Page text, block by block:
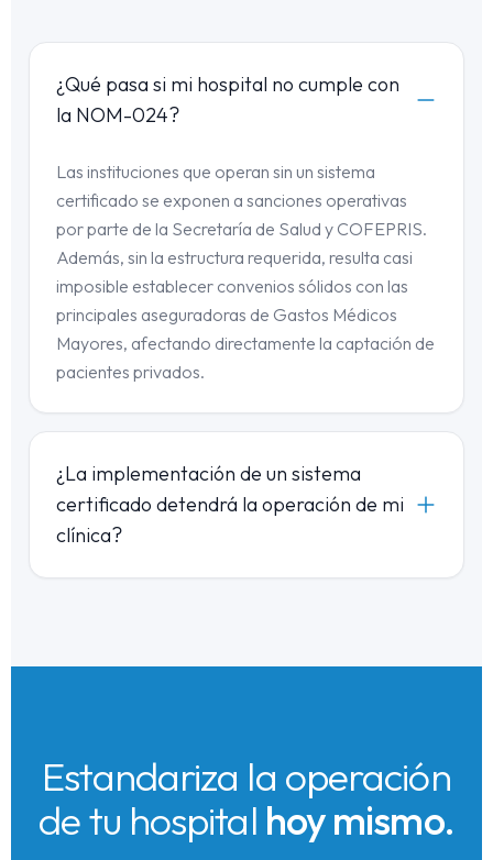
¿Qué pasa si mi hospital no cumple con
la NOM-024?
Las instituciones que operan sin un sistema
certificado se exponen a sanciones operativas
por parte de la Secretaría de Salud y COFEPRIS.
Además, sin la estructura requerida, resulta casi
imposible establecer convenios sólidos con las
principales aseguradoras de Gastos Médicos
Mayores, afectando directamente la captación de
pacientes privados.
¿La implementación de un sistema
certificado detendrá la operación de mi
clínica?
Estandariza la operación
de tu hospital hoy mismo.